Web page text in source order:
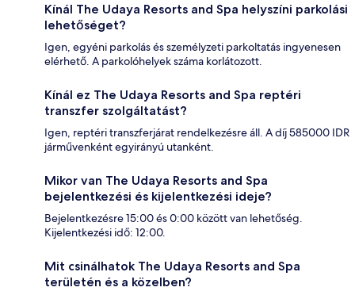
Kínál The Udaya Resorts and Spa helyszíni parkolási
lehetőséget?
Igen, egyéni parkolás és személyzeti parkoltatás ingyenesen
elérhető. A parkolóhelyek száma korlátozott.
Kínál ez The Udaya Resorts and Spa reptéri
transzfer szolgáltatást?
Igen, reptéri transzferjárat rendelkezésre áll. A díj 585000 IDR
járművenként egyirányú utanként.
Mikor van The Udaya Resorts and Spa
bejelentkezési és kijelentkezési ideje?
Bejelentkezésre 15:00 és 0:00 között van lehetőség.
Kijelentkezési idő: 12:00.
Mit csinálhatok The Udaya Resorts and Spa
területén és a közelben?